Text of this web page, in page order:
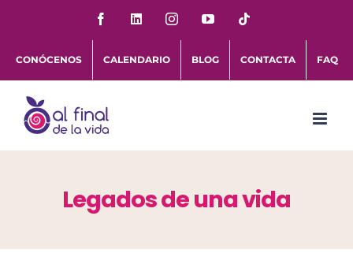
contenido
FacebookLinkedInInstagramYouTube
CONÓCENOS CALENDARIO BLOG CONTACTA FAQ
Legados de una vida